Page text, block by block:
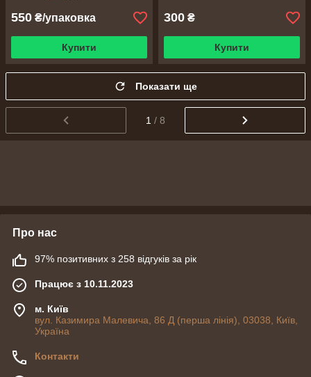
550 ₴/упаковка
Купити
300 ₴
Купити
Показати ще
1 / 8
Про нас
97% позитивних з 258 відгуків за рік
Працює з 10.11.2023
м. Київ
вул. Казимира Малевича, 86 Д (перша лінія), 03038, Київ,
Україна
Контакти